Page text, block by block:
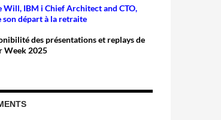
Will, IBM i Chief Architect and CTO,
son départ à la retraite
des présentations et replays de
Week 2025